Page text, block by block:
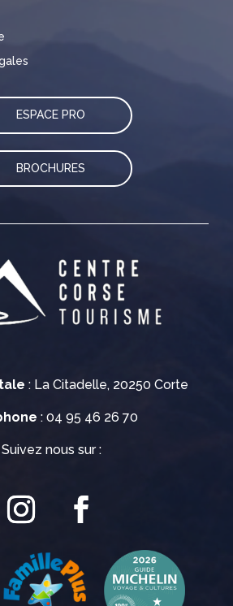
: La Citadelle, 20250 Corte
: 04 95 46 26 70
Suivez nous sur :
ESPACE PRO
BROCHURES